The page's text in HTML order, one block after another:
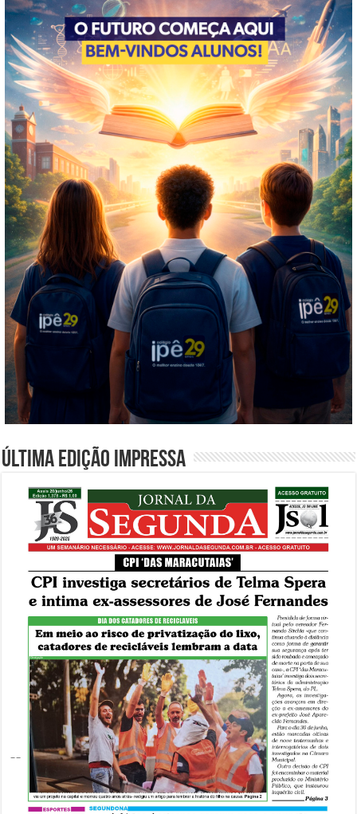
Última edição impressa